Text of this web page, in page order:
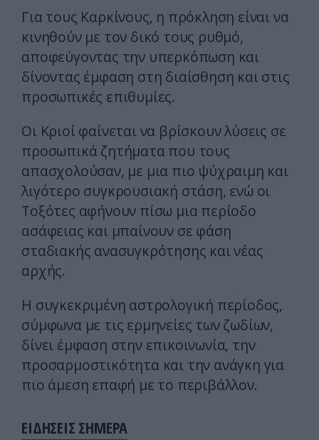
Για τους Καρκίνους, η πρόκληση είναι να
κινηθούν με τον δικό τους ρυθμό,
αποφεύγοντας την υπερκόπωση και
δίνοντας έμφαση στη διαίσθηση και στις
προσωπικές επιθυμίες.
Οι Κριοί φαίνεται να βρίσκουν λύσεις σε
προσωπικά ζητήματα που τους
απασχολούσαν, με μια πιο ψύχραιμη και
λιγότερο συγκρουσιακή στάση, ενώ οι
Τοξότες αφήνουν πίσω μια περίοδο
ασάφειας και μπαίνουν σε φάση
σταδιακής ανασυγκρότησης και νέας
αρχής.
Η συγκεκριμένη αστρολογική περίοδος,
σύμφωνα με τις ερμηνείες των ζωδίων,
δίνει έμφαση στην επικοινωνία, την
προσαρμοστικότητα και την ανάγκη για
πιο άμεση επαφή με το περιβάλλον.
ΕΙΔΗΣΕΙΣ ΣΗΜΕΡΑ